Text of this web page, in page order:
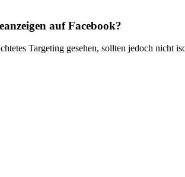
auf Facebook?
Targeting gesehen, sollten jedoch